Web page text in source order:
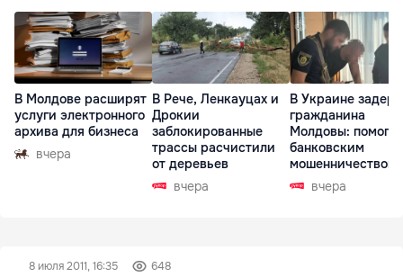
В Молдове расширят
услуги электронного
архива для бизнеса
вчера
В Рече, Ленкауцах и
Дрокии
заблокированные
трассы расчистили
от деревьев
вчера
В Украине
гражданина
Молдовы:
банковским
мошенничеством
Чехиивчера
8 июля 2011, 16:35 648